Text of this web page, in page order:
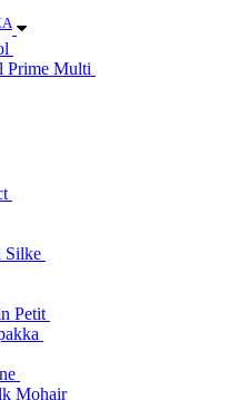
Prime Multi
Silke
Petit
Mohair